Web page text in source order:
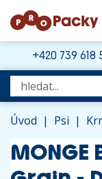
+420 739 618
Úvod | Psi |
MONGE